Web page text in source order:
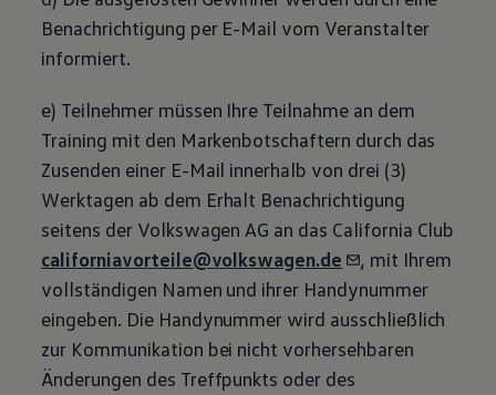
Benachrichtigung per E-Mail vom Veranstalter
informiert.
e) Teilnehmer müssen Ihre Teilnahme an dem
Training mit den Markenbotschaftern durch das
Zusenden einer E-Mail innerhalb von drei (3)
Werktagen ab dem Erhalt Benachrichtigung
seitens der Volkswagen AG an das California Club
californiavorteile@volkswagen.de
, mit Ihrem
vollständigen Namen und ihrer Handynummer
eingeben. Die Handynummer wird ausschließlich
zur Kommunikation bei nicht vorhersehbaren
Änderungen des Treffpunkts oder des